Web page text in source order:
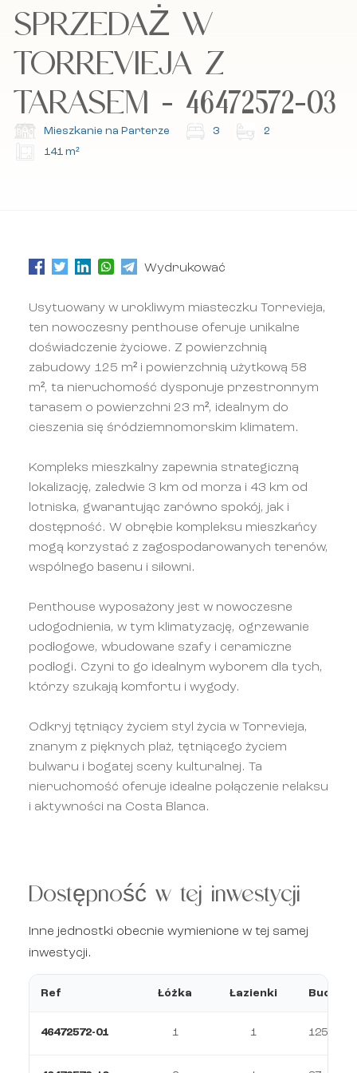
Akceptuję politykę cookies, politykę
Zapisz się do naszego newslettera.
Akceptuję politykę cookies, politykę
Zapisz się do naszego newslettera.
SPRZEDAŻ W
TORREVIEJA Z
TARASEM - 46472572-03
Mieszkanie na Parterze 3
2
141 m²
Wydrukować
Usytuowany w urokliwym miasteczku Torrevieja,
ten nowoczesny penthouse oferuje unikalne
doświadczenie życiowe. Z powierzchnią
zabudowy 125 m² i powierzchnią użytkową 58
m², ta nieruchomość dysponuje przestronnym
tarasem o powierzchni 23 m², idealnym do
cieszenia się śródziemnomorskim klimatem.
Kompleks mieszkalny zapewnia strategiczną
lokalizację, zaledwie 3 km od morza i 43 km od
lotniska, gwarantując zarówno spokój, jak i
dostępność. W obrębie kompleksu mieszkańcy
mogą korzystać z zagospodarowanych terenów,
wspólnego basenu i siłowni.
Penthouse wyposażony jest w nowoczesne
udogodnienia, w tym klimatyzację, ogrzewanie
podłogowe, wbudowane szafy i ceramiczne
podłogi. Czyni to go idealnym wyborem dla tych,
którzy szukają komfortu i wygody.
Odkryj tętniący życiem styl życia w Torrevieja,
znanym z pięknych plaż, tętniącego życiem
bulwaru i bogatej sceny kulturalnej. Ta
nieruchomość oferuje idealne połączenie relaksu
i aktywności na Costa Blanca.
Dostępność w tej inwestycji
Inne jednostki obecnie wymienione w tej samej
inwestycji.
Ref Łóżka Łazienki Budowa
46472572-01 1 1 125 m²